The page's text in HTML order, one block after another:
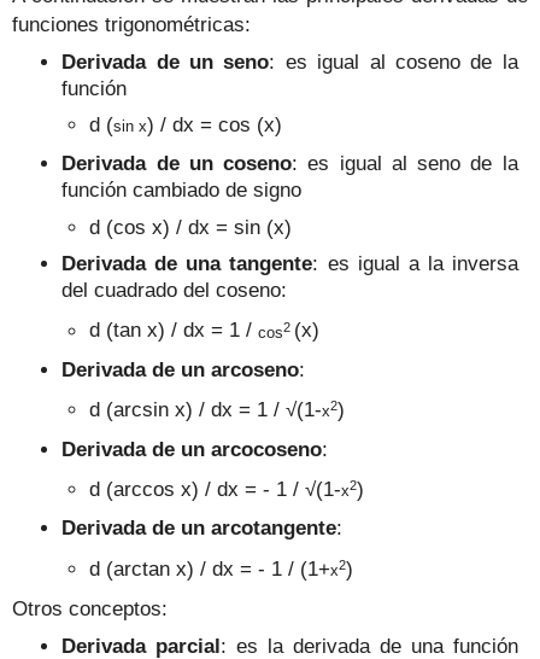
funciones trigonométricas:
Derivada de un seno: es igual al coseno de la
función
d (sin x) / dx = cos (x)
Derivada de un coseno: es igual al seno de la
función cambiado de signo
d (cos x) / dx = sin (x)
Derivada de una tangente: es igual a la inversa
del cuadrado del coseno:
d (tan x) / dx = 1 / cos2 (x)
Derivada de un arcoseno:
d (arcsin x) / dx = 1 / √(1-x2)
Derivada de un arcocoseno:
d (arccos x) / dx = - 1 / √(1-x2)
Derivada de un arcotangente:
d (arctan x) / dx = - 1 / (1+x2)
Otros conceptos:
Derivada parcial : es la derivada de una función